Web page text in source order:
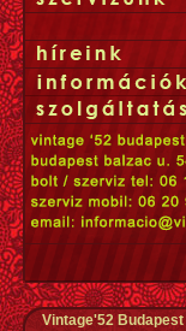
Vintage'52 Budapest